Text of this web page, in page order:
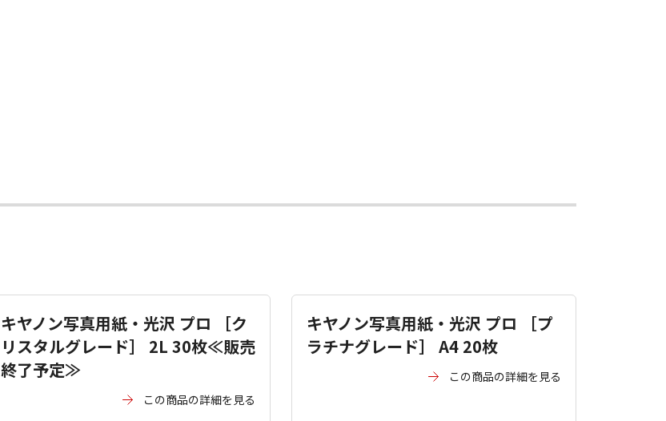
キヤノン写真用紙・光沢 プロ ［ク
リスタルグレード］ 2L 30枚≪販売
終了予定≫
この商品の詳細を見る
キヤノン写真用紙・光沢 プロ ［プ
ラチナグレード］ A4 20枚
この商品の詳細を見る